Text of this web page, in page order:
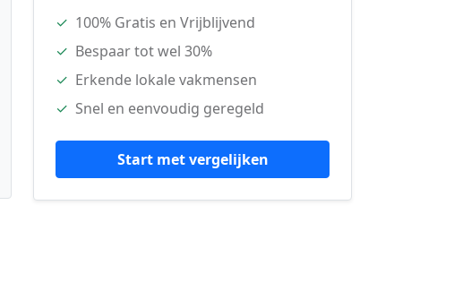
✓ 100% Gratis en Vrijblijvend
✓ Bespaar tot wel 30%
✓ Erkende lokale vakmensen
✓ Snel en eenvoudig geregeld
Start met vergelijken